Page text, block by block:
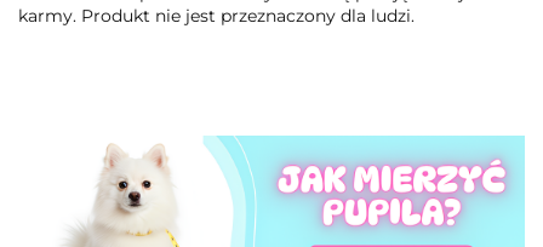
karmy. Produkt nie jest przeznaczony dla ludzi.